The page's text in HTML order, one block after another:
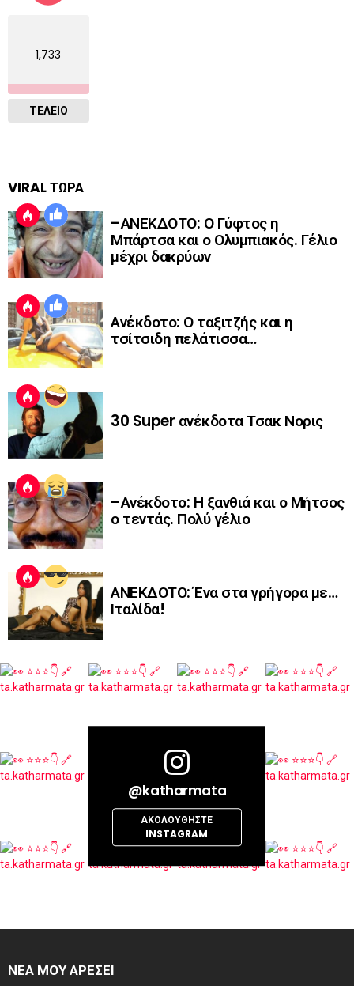
1,733
ΤΕΛΕΙΟ
VIRAL ΤΩΡΑ
–ΑΝΕΚΔΟΤΟ: Ο Γύφτος η
Μπάρτσα και ο Ολυμπιακός. Γέλιο
μέχρι δακρύων
Ανέκδοτο: Ο ταξιτζής και η
τσίτσιδη πελάτισσα…
30 Super ανέκδοτα Τσακ Νορις
–Ανέκδοτο: Η ξανθιά και ο Μήτσος
ο τεντάς. Πολύ γέλιο
ΑΝΕΚΔΟΤΟ: Ένα στα γρήγορα με…
Ιταλίδα!
@katharmata
ΑΚΟΛΟΥΘΉΣΤΕ
INSTAGRAM
ΝΕΑ ΜΟΥ ΑΡΕΣΕΙ